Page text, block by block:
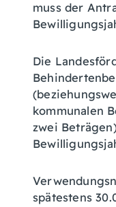
muss der
Die
kommunalen
zwei
spätestens